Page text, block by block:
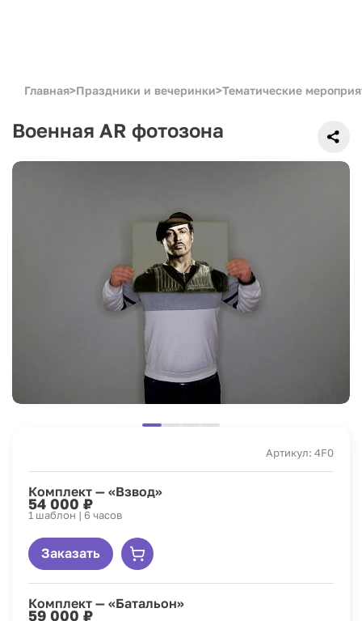
Главная>Праздники и вечеринки>Тематические
Военная AR фотозона
Артикул: 4F0
Комплект — «Взвод»
54 000 ₽
1 шаблон | 6 часов
Заказать
Комплект — «Батальон»
59 000 ₽